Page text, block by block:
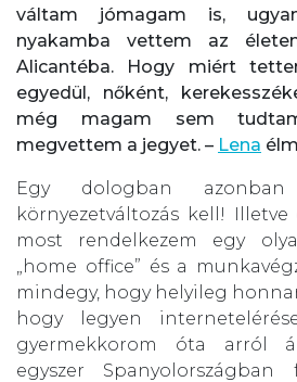
váltam jómagam is,
nyakamba vettem az
Alicantéba. Hogy miért
egyedül, nőként,
még magam sem
megvettem a jegyet. – Lena
Egy dologban
környezetváltozás kell!
most rendelkezem egy
„home office” és a
mindegy, hogy helyileg
hogy legyen
gyermekkorom óta arról
egyszer